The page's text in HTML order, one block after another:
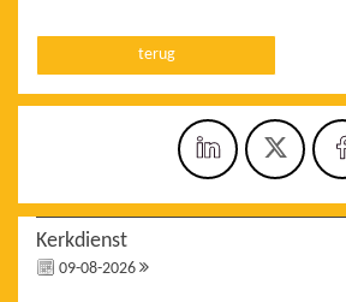
terug
Kerkdienst
09-08-2026